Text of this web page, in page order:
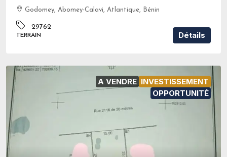
Godomey, Abomey-Calavi, Atlantique, Bénin
29762
TERRAIN Détails
A VENDRE INVESTISSEMENT
OPPORTUNITÉ